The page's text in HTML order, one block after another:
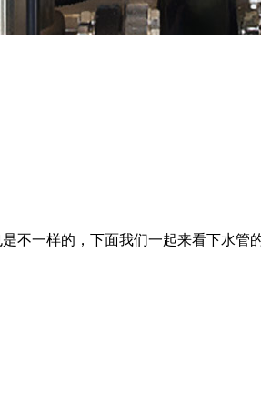
不一样的，下面我们一起来看下水管